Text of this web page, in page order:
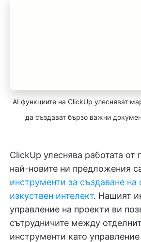
AI функциите на ClickUp улесняват
да създават бързо важни
ClickUp улеснява работата от
най-новите ни предложения
инструменти за създаване
изкуствен интелект. Нашият
управление на проекти ви
сътрудничите между
инструменти като